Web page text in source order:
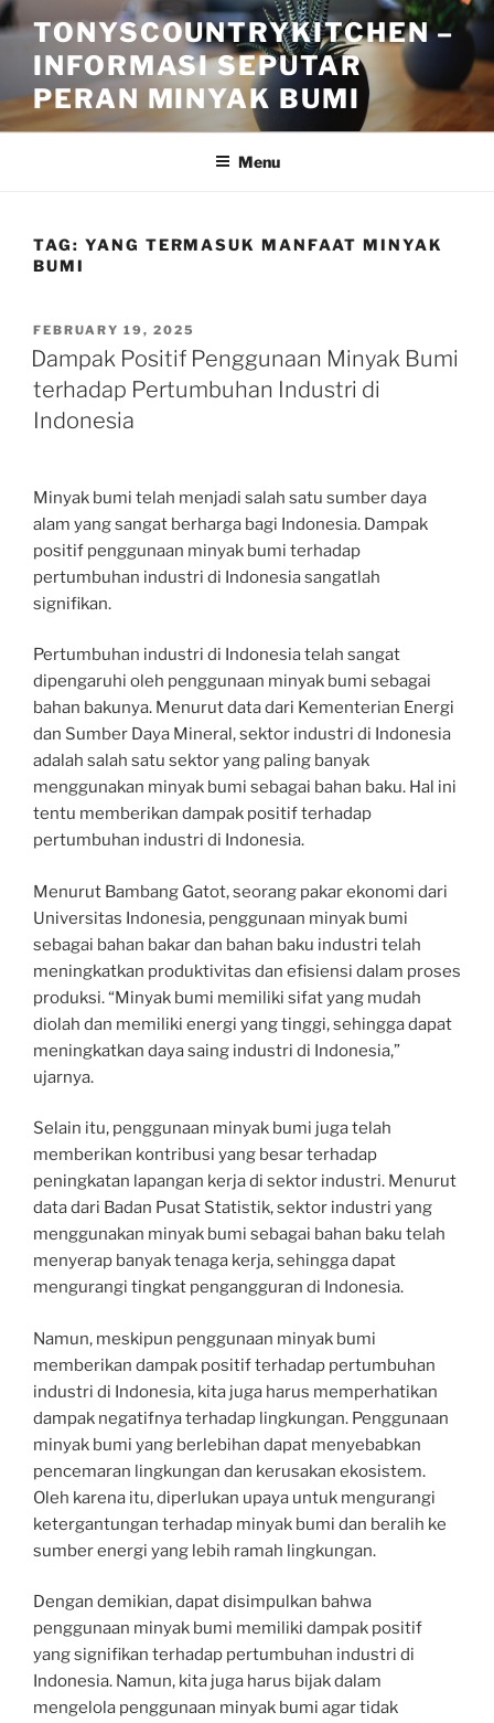
Skip
to
content
TONYSCOUNTRYKITCHEN –
INFORMASI SEPUTAR
PERAN MINYAK BUMI
Menu
TAG: YANG TERMASUK MANFAAT MINYAK
BUMI
POSTED
ON
FEBRUARY 19, 2025
Dampak Positif Penggunaan Minyak Bumi
terhadap Pertumbuhan Industri di
Indonesia
Minyak bumi telah menjadi salah satu sumber daya
alam yang sangat berharga bagi Indonesia. Dampak
positif penggunaan minyak bumi terhadap
pertumbuhan industri di Indonesia sangatlah
signifikan.
Pertumbuhan industri di Indonesia telah sangat
dipengaruhi oleh penggunaan minyak bumi sebagai
bahan bakunya. Menurut data dari Kementerian Energi
dan Sumber Daya Mineral, sektor industri di Indonesia
adalah salah satu sektor yang paling banyak
menggunakan minyak bumi sebagai bahan baku. Hal ini
tentu memberikan dampak positif terhadap
pertumbuhan industri di Indonesia.
Menurut Bambang Gatot, seorang pakar ekonomi dari
Universitas Indonesia, penggunaan minyak bumi
sebagai bahan bakar dan bahan baku industri telah
meningkatkan produktivitas dan efisiensi dalam proses
produksi. “Minyak bumi memiliki sifat yang mudah
diolah dan memiliki energi yang tinggi, sehingga dapat
meningkatkan daya saing industri di Indonesia,”
ujarnya.
Selain itu, penggunaan minyak bumi juga telah
memberikan kontribusi yang besar terhadap
peningkatan lapangan kerja di sektor industri. Menurut
data dari Badan Pusat Statistik, sektor industri yang
menggunakan minyak bumi sebagai bahan baku telah
menyerap banyak tenaga kerja, sehingga dapat
mengurangi tingkat pengangguran di Indonesia.
Namun, meskipun penggunaan minyak bumi
memberikan dampak positif terhadap pertumbuhan
industri di Indonesia, kita juga harus memperhatikan
dampak negatifnya terhadap lingkungan. Penggunaan
minyak bumi yang berlebihan dapat menyebabkan
pencemaran lingkungan dan kerusakan ekosistem.
Oleh karena itu, diperlukan upaya untuk mengurangi
ketergantungan terhadap minyak bumi dan beralih ke
sumber energi yang lebih ramah lingkungan.
Dengan demikian, dapat disimpulkan bahwa
penggunaan minyak bumi memiliki dampak positif
yang signifikan terhadap pertumbuhan industri di
Indonesia. Namun, kita juga harus bijak dalam
mengelola penggunaan minyak bumi agar tidak